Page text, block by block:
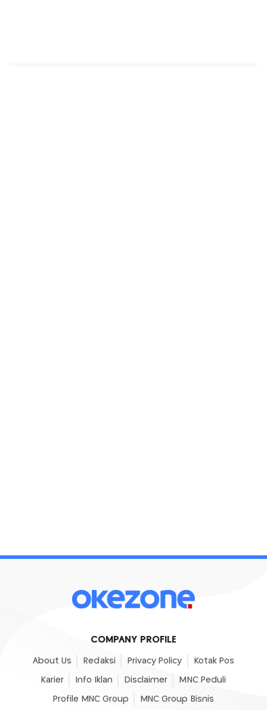
COMPANY PROFILE
About Us Redaksi Privacy Policy Kotak Pos
Karier Info Iklan Disclaimer MNC Peduli
Profile MNC Group MNC Group Bisnis